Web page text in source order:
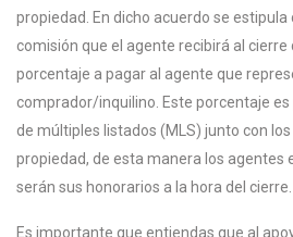
propiedad. En dicho acuerdo se
comisión que el agente recibirá al cierre
porcentaje a pagar al agente que
comprador/inquilino. Este porcentaje
de múltiples listados (MLS) junto con
propiedad, de esta manera los agentes
serán sus honorarios a la hora del cierre.
Es importante que entiendas que al